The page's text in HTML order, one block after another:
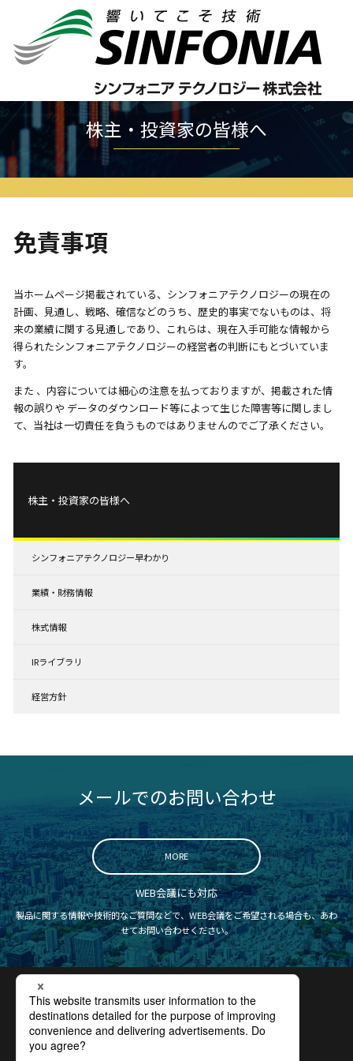
ホーム 株主・投資家の皆様へ 免責事項
株主・投資家の皆様へ
免責事項
当ホームページ掲載されている、シンフォニアテクノロジーの現在の
計画、見通し、戦略、確信などのうち、歴史的事実でないものは、将
来の業績に関する見通しであり、これらは、現在入手可能な情報から
得られたシンフォニアテクノロジーの経営者の判断にもとづいていま
す。
また 、内容については細心の注意を払っておりますが、掲載された情
報の誤りや データのダウンロード等によって生じた障害等に関しまし
て、当社は一切責任を負うものではありませんのでご了承ください。
株主・投資家の皆様へ
シンフォニアテクノロジー早わかり
業績・財務情報
株式情報
IRライブラリ
経営方針
メールでのお問い合わせ
MORE
WEB会議にも対応
製品に関する情報や技術的なご質問などで、WEB会議をご希望される場合も、あわ
せてお問い合わせください。
認証取得
プライバシーポリシー
サイトポリシー
コンプライアンス
サイトマップ